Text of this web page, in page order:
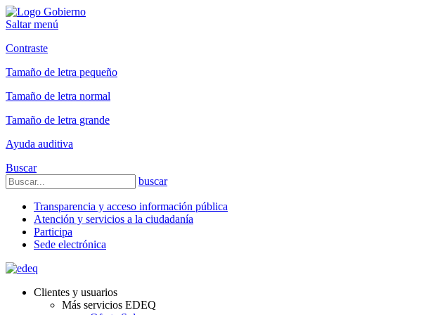
Saltar menú
Contraste
Tamaño de letra pequeño
Tamaño de letra normal
Tamaño de letra grande
Ayuda auditiva
Buscar
buscar
Transparencia y acceso información pública
Atención y servicios a la ciudadanía
Participa
Sede electrónica
Clientes y usuarios
Más servicios EDEQ